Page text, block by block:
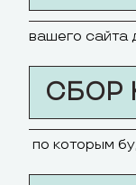
вашего сайта
СБОР
по которым